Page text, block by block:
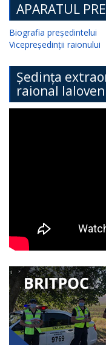
APARATUL
Biografia președintelui
Vicepreședinții raionului
Ședința
raional